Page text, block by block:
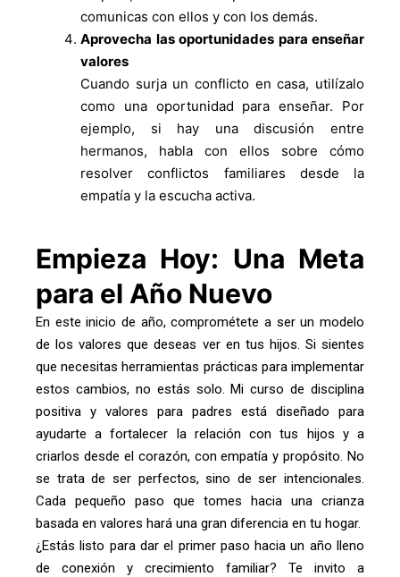
comunicas con ellos y con los demás.
Aprovecha las oportunidades para enseñar
valores
Cuando surja un conflicto en casa, utilízalo
como una oportunidad para enseñar. Por
ejemplo, si hay una discusión entre
hermanos, habla con ellos sobre cómo
resolver conflictos familiares desde la
empatía y la escucha activa.
Empieza Hoy: Una Meta
para el Año Nuevo
En este inicio de año, comprométete a ser un modelo
de los valores que deseas ver en tus hijos. Si sientes
que necesitas herramientas prácticas para implementar
estos cambios, no estás solo. Mi curso de disciplina
positiva y valores para padres está diseñado para
ayudarte a fortalecer la relación con tus hijos y a
criarlos desde el corazón, con empatía y propósito. No
se trata de ser perfectos, sino de ser intencionales.
Cada pequeño paso que tomes hacia una crianza
basada en valores hará una gran diferencia en tu hogar.
¿Estás listo para dar el primer paso hacia un año lleno
de conexión y crecimiento familiar? Te invito a